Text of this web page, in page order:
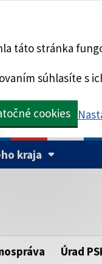
táto stránka
súhlasíte s
cookies
kraja
Úrad